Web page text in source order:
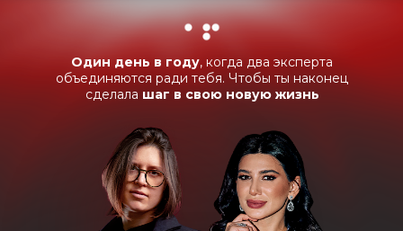
ПОДАРКИ ЗАКРОЮТСЯ ЧЕРЕЗ:
Один день в году, когда два эксперта
объединяются ради тебя. Чтобы ты наконец
сделала шаг в свою новую жизнь